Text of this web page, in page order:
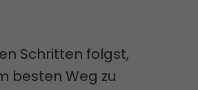
Schritten folgst,
besten Weg zu